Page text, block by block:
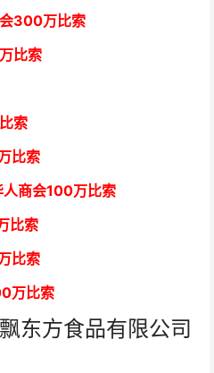
300万比索
比索
索
比索
人商会100万比索
比索
比索
万比索
东方食品有限公司